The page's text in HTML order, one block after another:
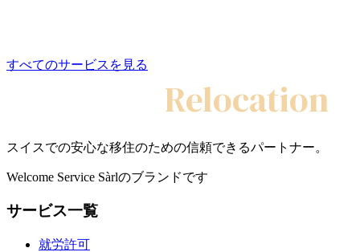
すべてのサービスを見る
Relocation
スイスでの安心な移住のための信頼できるパートナー。
Welcome Service Sàrlのブランドです
サービス一覧
就労許可